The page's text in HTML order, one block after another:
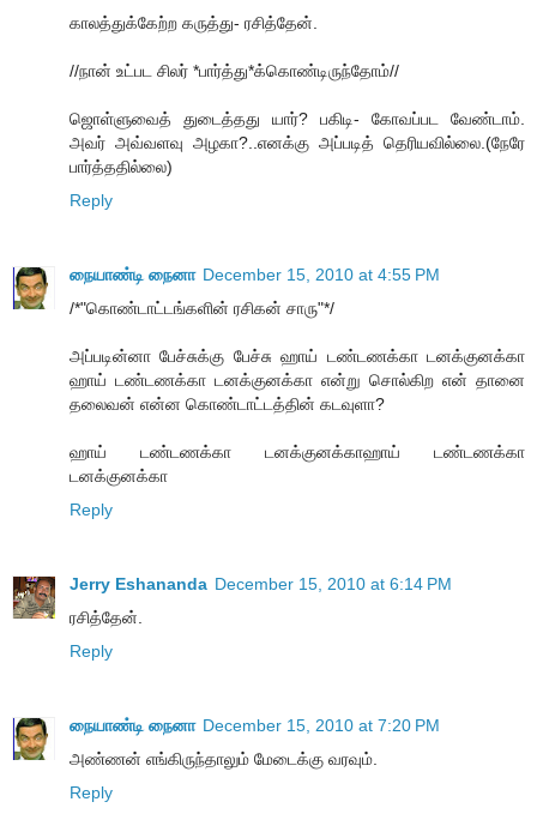
காலத்துக்கேற்ற கருத்து- ரசித்தேன்.
//நான் உட்பட சிலர் *பார்த்து*க்கொண்டிருந்தோம்//
ஜொள்ளுவைத் துடைத்தது யார்? பகிடி- கோவப்பட வேண்டாம்.
அவர் அவ்வளவு அழகா?..எனக்கு அப்படித் தெரியவில்லை.(நேரே
பார்த்ததில்லை)
Reply
நையாண்டி நைனா December 15, 2010 at 4:55 PM
/*"கொண்டாட்டங்களின் ரசிகன் சாரு"*/
அப்படின்னா பேச்சுக்கு பேச்சு ஹாய் டண்டணக்கா டனக்குனக்கா
ஹாய் டண்டணக்கா டனக்குனக்கா என்று சொல்கிற என் தானை
தலைவன் என்ன கொண்டாட்டத்தின் கடவுளா?
ஹாய் டண்டணக்கா டனக்குனக்காஹாய் டண்டணக்கா
டனக்குனக்கா
Reply
Jerry Eshananda December 15, 2010 at 6:14 PM
ரசித்தேன்.
Reply
நையாண்டி நைனா December 15, 2010 at 7:20 PM
அண்ணன் எங்கிருந்தாலும் மேடைக்கு வரவும்.
Reply